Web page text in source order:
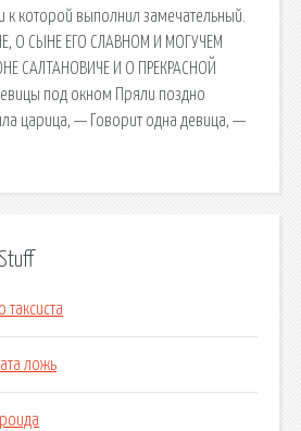
к которой выполнил замечательный.
О СЫНЕ ЕГО СЛАВНОМ И МОГУЧЕМ
САЛТАНОВИЧЕ И О ПРЕКРАСНОЙ
под окном Пряли поздно
царица, — Говорит одна девица, —
таксиста
ложь